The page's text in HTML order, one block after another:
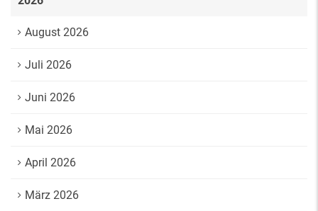
August 2026
Juli 2026
Juni 2026
Mai 2026
April 2026
März 2026